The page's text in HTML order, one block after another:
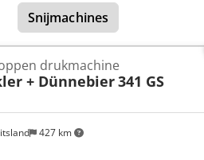
Snijmachines
427 km
drukmachine
+ Dünnebier341 GS